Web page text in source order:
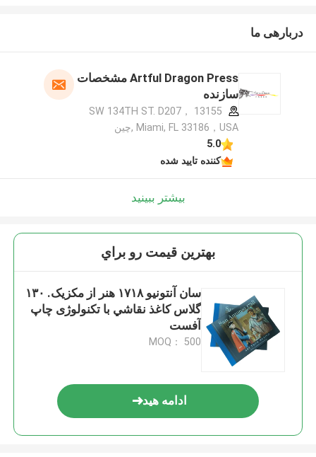
دربارهی ما
Artful Dragon Press مشخصات
سازنده
13155 SW 134TH ST. D207，
Miami, FL 33186，USA ,چین
5.0
کننده تایید شده
بیشتر ببینید
بهترين قيمت رو براي
سان آنتونیو ۱۷۱۸ هنر از مکزیک. ۱۳۰
گلاس کاغذ نقاشي با تکنولوژی چاپ
آفست
MOQ： 500
ادامه هید